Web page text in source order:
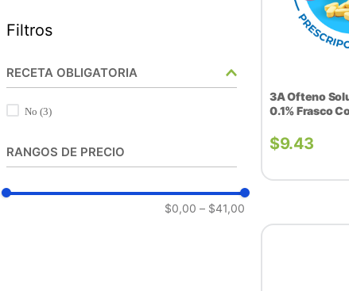
Filtros
RECETA OBLIGATORIA
No (3)
RANGOS DE PRECIO
$0,00 – $41,00
3A Ofteno
0.1% Frasco
$9.43